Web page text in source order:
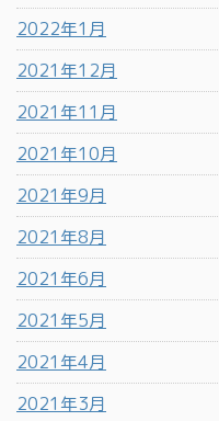
2022年1月
2021年12月
2021年11月
2021年10月
2021年9月
2021年8月
2021年6月
2021年5月
2021年4月
2021年3月